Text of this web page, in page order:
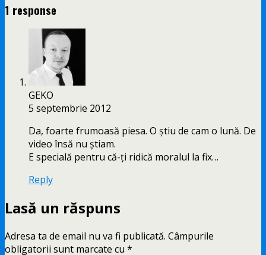
1 response
GEKO
5 septembrie 2012
Da, foarte frumoasă piesa. O ştiu de cam o lună. De
video însă nu ştiam.
E specială pentru că-ţi ridică moralul la fix…
Reply
Lasă un răspuns
Adresa ta de email nu va fi publicată. Câmpurile
obligatorii sunt marcate cu *